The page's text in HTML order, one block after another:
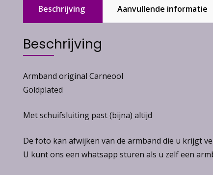
Beschrijving Aanvullende informatie
Beschrijving
Armband original Carneool
Goldplated
Met schuifsluiting past (bijna) altijd
De foto kan afwijken van de armband die u krijgt
U kunt ons een whatsapp sturen als u zelf een